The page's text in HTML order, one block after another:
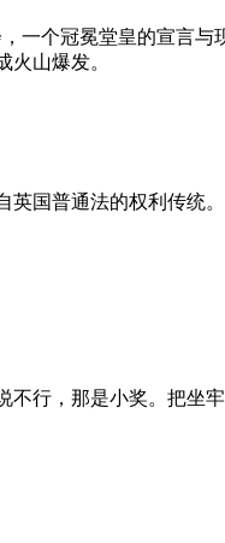
一个冠冕堂皇的宣言
山爆发。
英国普通法的权利传
行，那是小奖。把坐